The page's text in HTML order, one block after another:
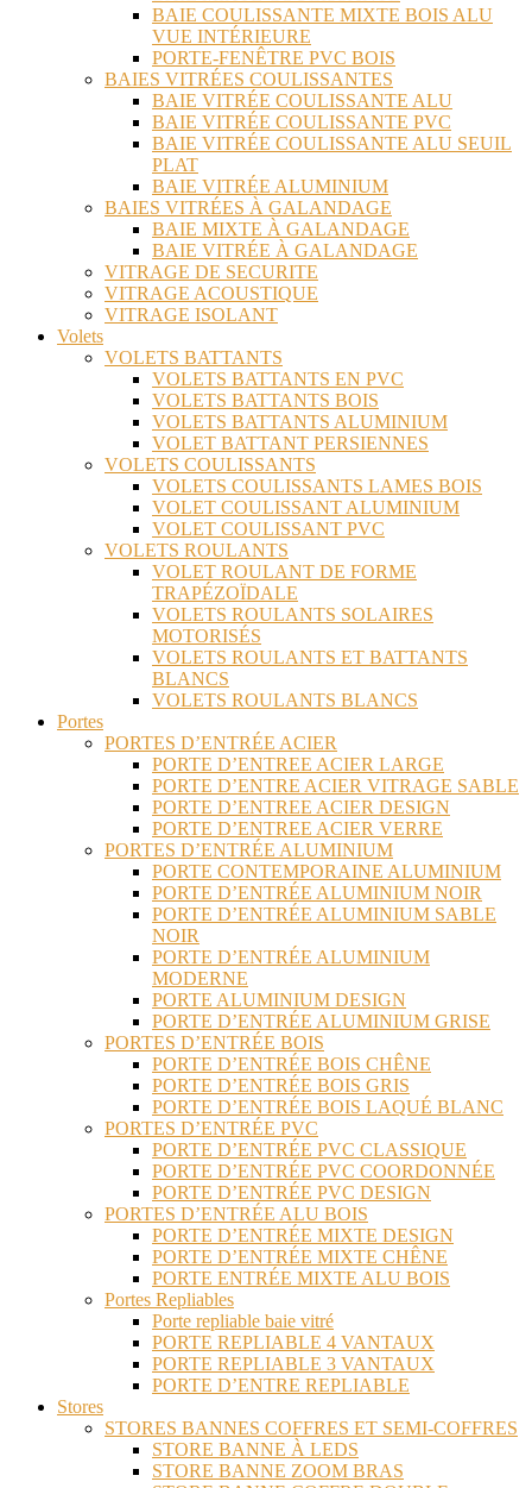
BAIE COULISSANTE MIXTE BOIS ALU
VUE INTÉRIEURE
PORTE-FENÊTRE PVC BOIS
BAIES VITRÉES COULISSANTES
BAIE VITRÉE COULISSANTE ALU
BAIE VITRÉE COULISSANTE PVC
BAIE VITRÉE COULISSANTE ALU SEUIL
PLAT
BAIE VITRÉE ALUMINIUM
BAIES VITRÉES À GALANDAGE
BAIE MIXTE À GALANDAGE
BAIE VITRÉE À GALANDAGE
VITRAGE DE SECURITE
VITRAGE ACOUSTIQUE
VITRAGE ISOLANT
Volets
VOLETS BATTANTS
VOLETS BATTANTS EN PVC
VOLETS BATTANTS BOIS
VOLETS BATTANTS ALUMINIUM
VOLET BATTANT PERSIENNES
VOLETS COULISSANTS
VOLETS COULISSANTS LAMES BOIS
VOLET COULISSANT ALUMINIUM
VOLET COULISSANT PVC
VOLETS ROULANTS
VOLET ROULANT DE FORME
TRAPÉZOÏDALE
VOLETS ROULANTS SOLAIRES
MOTORISÉS
VOLETS ROULANTS ET BATTANTS
BLANCS
VOLETS ROULANTS BLANCS
Portes
PORTES D’ENTRÉE ACIER
PORTE D’ENTREE ACIER LARGE
PORTE D’ENTRE ACIER VITRAGE SABLE
PORTE D’ENTREE ACIER DESIGN
PORTE D’ENTREE ACIER VERRE
PORTES D’ENTRÉE ALUMINIUM
PORTE CONTEMPORAINE ALUMINIUM
PORTE D’ENTRÉE ALUMINIUM NOIR
PORTE D’ENTRÉE ALUMINIUM SABLE
NOIR
PORTE D’ENTRÉE ALUMINIUM
MODERNE
PORTE ALUMINIUM DESIGN
PORTE D’ENTRÉE ALUMINIUM GRISE
PORTES D’ENTRÉE BOIS
PORTE D’ENTRÉE BOIS CHÊNE
PORTE D’ENTRÉE BOIS GRIS
PORTE D’ENTRÉE BOIS LAQUÉ BLANC
PORTES D’ENTRÉE PVC
PORTE D’ENTRÉE PVC CLASSIQUE
PORTE D’ENTRÉE PVC COORDONNÉE
PORTE D’ENTRÉE PVC DESIGN
PORTES D’ENTRÉE ALU BOIS
PORTE D’ENTRÉE MIXTE DESIGN
PORTE D’ENTRÉE MIXTE CHÊNE
PORTE ENTRÉE MIXTE ALU BOIS
Portes Repliables
Porte repliable baie vitré
PORTE REPLIABLE 4 VANTAUX
PORTE REPLIABLE 3 VANTAUX
PORTE D’ENTRE REPLIABLE
Stores
STORES BANNES COFFRES ET SEMI-COFFRES
STORE BANNE À LEDS
STORE BANNE ZOOM BRAS